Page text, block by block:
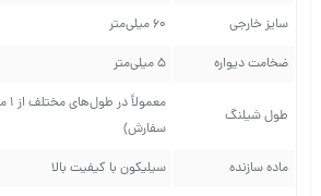
سایز خارجی
60 میلی‌متر
ضخامت دیواره
5 میلی‌متر
طول شیلنگ
سفارش)
ماده سازنده
سیلیکون با کیفیت بالا